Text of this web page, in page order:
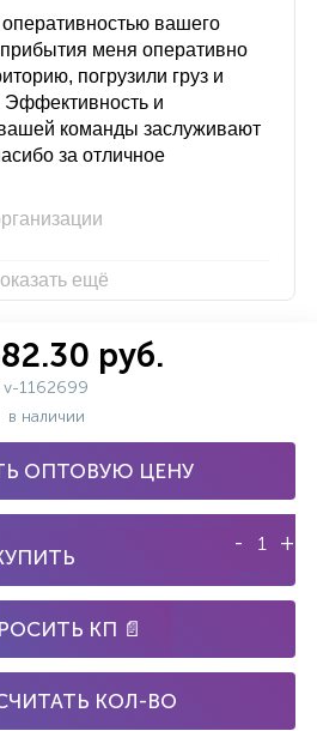
вашего
меня оперативно
погрузили груз и
и
команды заслуживают
за отличное
ещё
руб.
v-1162699
в наличии
ОПТОВУЮ ЦЕНУ
- +
КП 📄
КОЛ-ВО